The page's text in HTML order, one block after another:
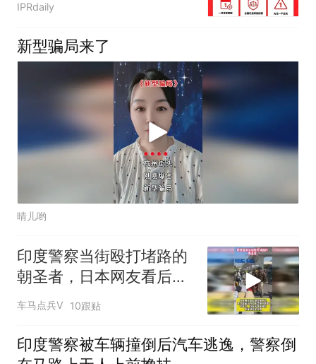
IPRdaily
新型骗局来了
晴儿哟
印度警察当街殴打堵路的
朝圣者，日本网友看后却
羡慕不已
车马点兵V 10跟贴
印度警察被车辆撞倒后汽车逃逸，警察倒